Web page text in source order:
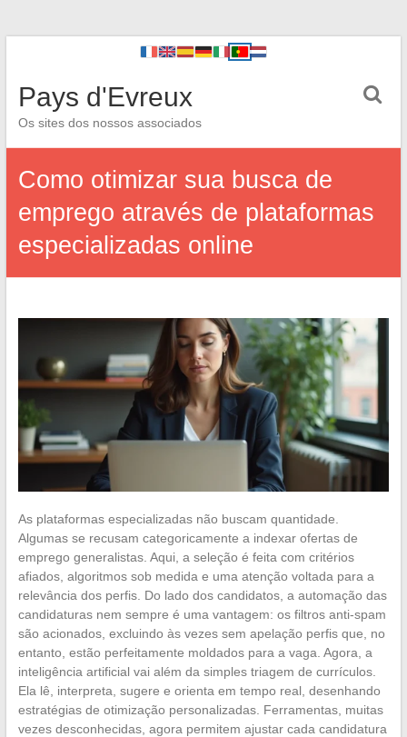
Pays d'Evreux
Os sites dos nossos associados
Como otimizar sua busca de
emprego através de plataformas
especializadas online
As plataformas especializadas não buscam quantidade.
Algumas se recusam categoricamente a indexar ofertas de
emprego generalistas. Aqui, a seleção é feita com critérios
afiados, algoritmos sob medida e uma atenção voltada para a
relevância dos perfis. Do lado dos candidatos, a automação das
candidaturas nem sempre é uma vantagem: os filtros anti-spam
são acionados, excluindo às vezes sem apelação perfis que, no
entanto, estão perfeitamente moldados para a vaga. Agora, a
inteligência artificial vai além da simples triagem de currículos.
Ela lê, interpreta, sugere e orienta em tempo real, desenhando
estratégias de otimização personalizadas. Ferramentas, muitas
vezes desconhecidas, agora permitem ajustar cada candidatura